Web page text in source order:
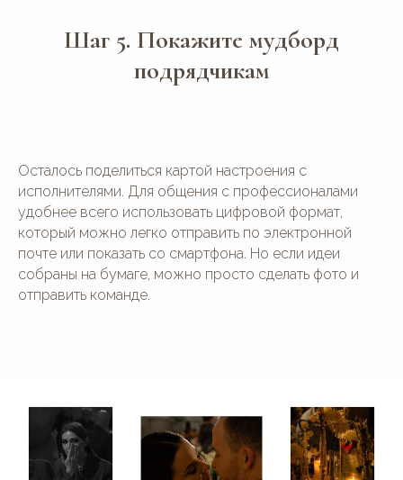
Шаг 5. Покажите мудборд
подрядчикам
Осталось поделиться картой настроения с
исполнителями. Для общения с профессионалами
удобнее всего использовать цифровой формат,
который можно легко отправить по электронной
почте или показать со смартфона. Но если идеи
собраны на бумаге, можно просто сделать фото и
отправить команде.